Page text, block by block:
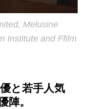
Melusine
Institute and Ffilm
と若手人気
陣。